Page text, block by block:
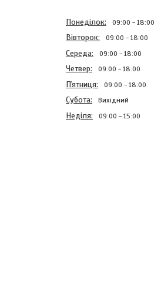
Понеділок 09:00 18:00
Вівторок 09:00 18:00
Середа 09:00 18:00
Четвер 09:00 18:00
Пʼятниця 09:00 18:00
Субота Вихідний
Неділя 09:00 15:00